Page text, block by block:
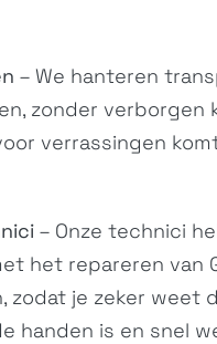
25128RN17Y,
– We hanteren
zonder verborgen
verrassingen
– Onze technici
het repareren van
zodat je zeker weet
handen is en snel